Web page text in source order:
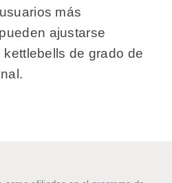
más
ajustarse
de grado de